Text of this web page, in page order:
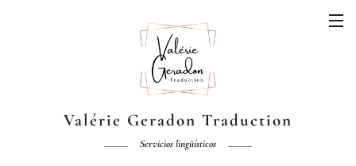
Valérie Geradon Traduction
Servicioslingüísticos